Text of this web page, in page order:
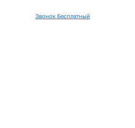
Звонок Бесплатный